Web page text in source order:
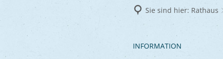
Sie sind hier: Rathaus
INFORMATION